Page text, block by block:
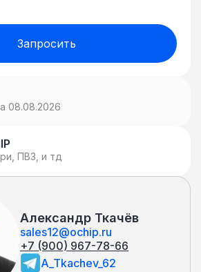
Запросить
08.08.2026
ПВЗ, и тд
Александр Ткачёв
sales12@ochip.ru
+7 (900) 967-78-66
A_Tkachev_62